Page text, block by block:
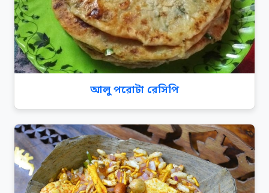
আলু পরোটা রেসিপি